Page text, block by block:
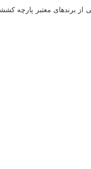
از برندهای معتبر